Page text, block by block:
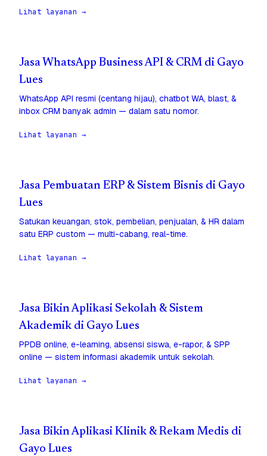
Lihat layanan →
Jasa WhatsApp Business API & CRM di Gayo
Lues
WhatsApp API resmi (centang hijau), chatbot WA, blast, &
inbox CRM banyak admin — dalam satu nomor.
Lihat layanan →
Jasa Pembuatan ERP & Sistem Bisnis di Gayo
Lues
Satukan keuangan, stok, pembelian, penjualan, & HR dalam
satu ERP custom — multi-cabang, real-time.
Lihat layanan →
Jasa Bikin Aplikasi Sekolah & Sistem
Akademik di Gayo Lues
PPDB online, e-learning, absensi siswa, e-rapor, & SPP
online — sistem informasi akademik untuk sekolah.
Lihat layanan →
Jasa Bikin Aplikasi Klinik & Rekam Medis di
Gayo Lues